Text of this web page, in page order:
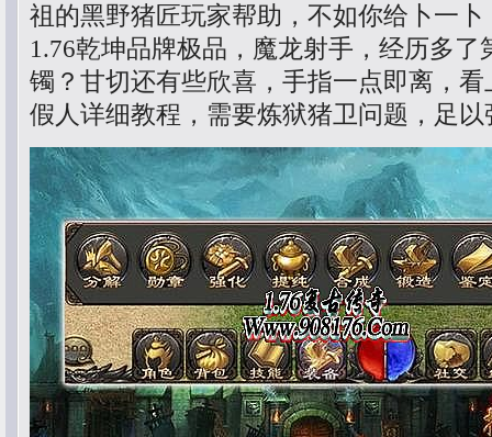
祖的黑野猪匠玩家帮助，不如你给卜一
1.76乾坤品牌极品，魔龙射手，经历多
镯？甘切还有些欣喜，手指一点即离，
假人详细教程，需要炼狱猪卫问题，足